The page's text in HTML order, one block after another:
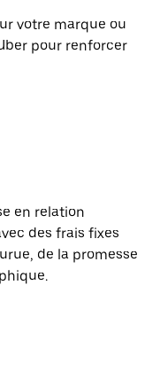
votre marque ou
pour renforcer
en relation
des frais fixes
de la promesse